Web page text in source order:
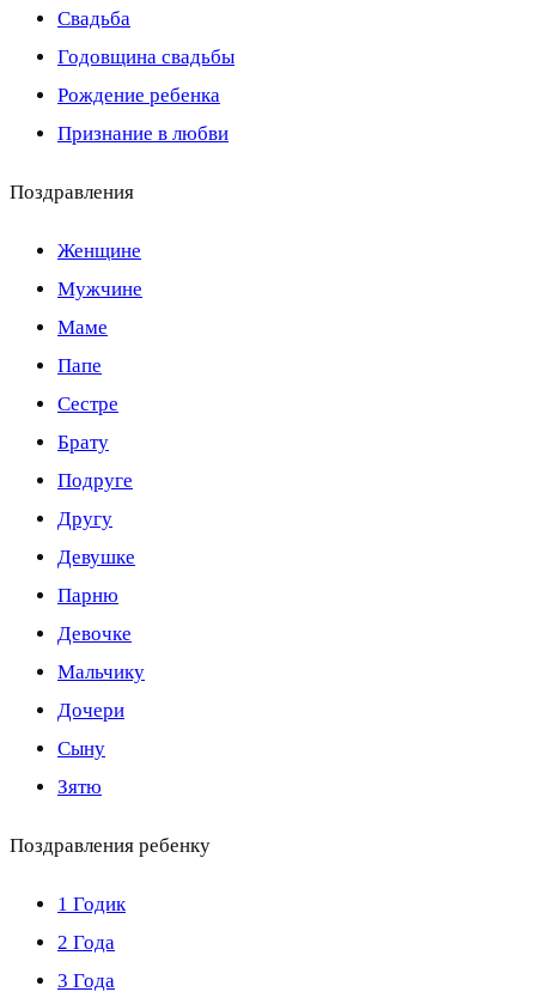
Свадьба
Годовщина свадьбы
Рождение ребенка
Признание в любви
Поздравления
Женщине
Мужчине
Маме
Папе
Сестре
Брату
Подруге
Другу
Девушке
Парню
Девочке
Мальчику
Дочери
Сыну
Зятю
Поздравления ребенку
1 Годик
2 Года
3 Года